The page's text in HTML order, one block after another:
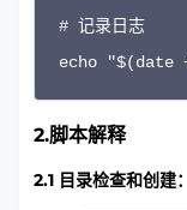
# 记录日志
2.脚本解释
2.1 目录检查和创建：